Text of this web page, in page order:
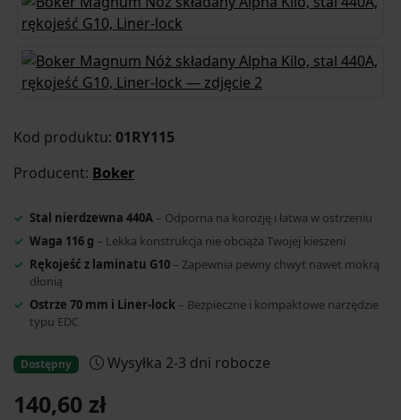
Kod produktu: 01RY115
Producent: Boker
Stal nierdzewna 440A – Odporna na korozję i łatwa w ostrzeniu
Waga 116 g – Lekka konstrukcja nie obciąża Twojej kieszeni
Rękojeść z laminatu G10 – Zapewnia pewny chwyt nawet mokrą
dłonią
Ostrze 70 mm i Liner-lock – Bezpieczne i kompaktowe narzędzie
typu EDC
Dostępny Wysyłka 2-3 dni robocze
140,60 zł